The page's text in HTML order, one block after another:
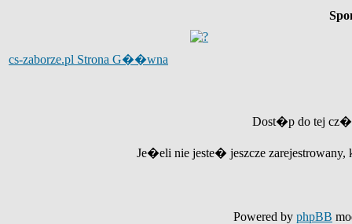
cs-zaborze.pl Strona G��wna
Dost�p do tej
Je�eli nie jeste� jeszcze
Powered by phpBB